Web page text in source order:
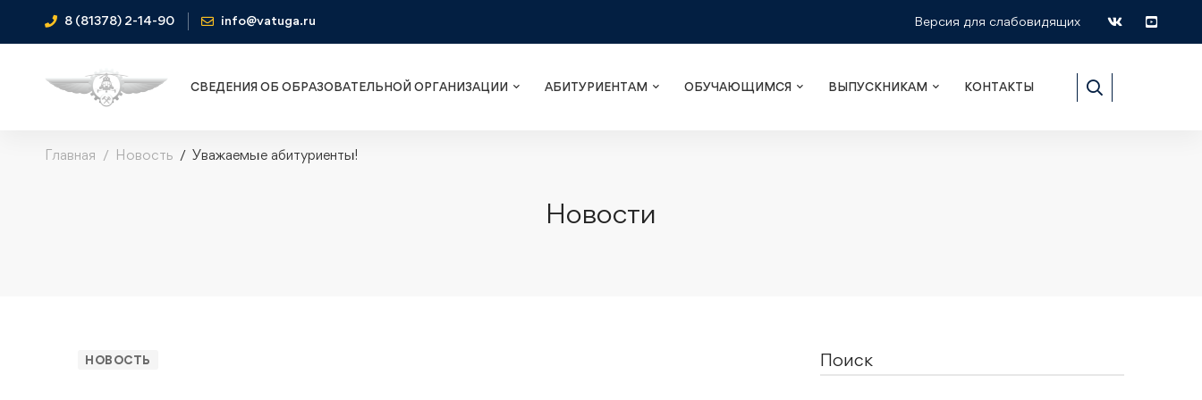
8 (81378) 2-14-90 info@vatuga.ru Версия для слабовидящих
СВЕДЕНИЯ ОБ ОБРАЗОВАТЕЛЬНОЙ ОРГАНИЗАЦИИ АБИТУРИЕНТАМ ОБУЧАЮЩИМСЯ ВЫПУСКНИКАМ КОНТАКТЫ
Главная Новость Уважаемые абитуриенты!
Новости
НОВОСТЬ Поиск